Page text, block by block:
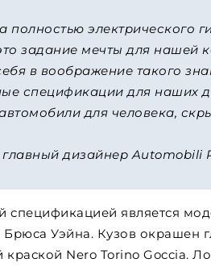
полностью электрического
задание мечты для нашей
в воображение такого
спецификации для наших
для человека,
дизайнер Automobili
является
Брюса Уэйна. Кузов окрашен
Nero Torino Goccia.